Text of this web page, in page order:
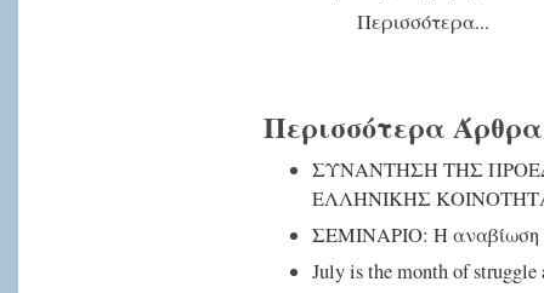
Περισσότερα...
Περισσότερα
ΣΥΝΑΝΤΗΣΗ ΤΗΣ
ΕΛΛΗΝΙΚΗΣ
ΣΕΜΙΝΑΡΙΟ: Η αναβίωση
July is the month of struggle